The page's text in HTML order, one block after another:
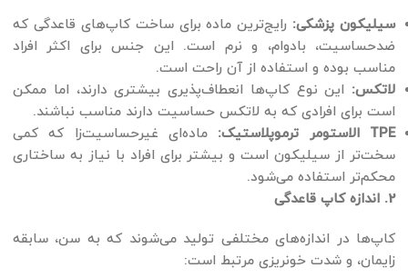
سیلیکون پزشکی: رایج‌ترین ماده برای ساخت کاپ‌های قاعدگی که
ضدحساسیت، بادوام، و نرم است. این جنس برای اکثر افراد
مناسب بوده و استفاده از آن راحت است.
لاتکس: این نوع کاپ‌ها انعطاف‌پذیری بیشتری دارند، اما ممکن
است برای افرادی که به لاتکس حساسیت دارند مناسب نباشند.
TPE الاستومر ترموپلاستیک:
ماده‌ای غیرحساسیت‌زا که کمی
سخت‌تر از سیلیکون است و بیشتر برای افراد با نیاز به ساختاری
محکم‌تر استفاده می‌شود.
2. اندازه کاپ قاعدگی
کاپ‌ها در اندازه‌های مختلفی تولید می‌شوند که به سن، سابقه
زایمان، و شدت خونریزی مرتبط است: